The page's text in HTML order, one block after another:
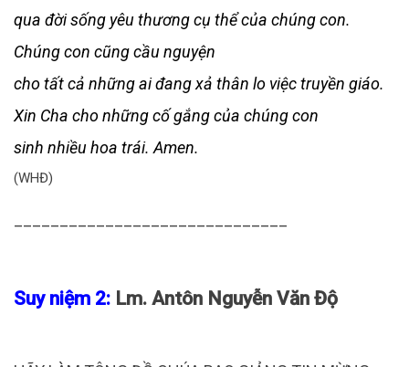
qua đời sống yêu thương cụ thể của chúng con.
Chúng con cũng cầu nguyện
cho tất cả những ai đang xả thân lo việc truyền giáo.
Xin Cha cho những cố gắng của chúng con
sinh nhiều hoa trái. Amen.
(WHĐ)
Suy niệm 2: Lm. Antôn Nguyễn Văn Độ